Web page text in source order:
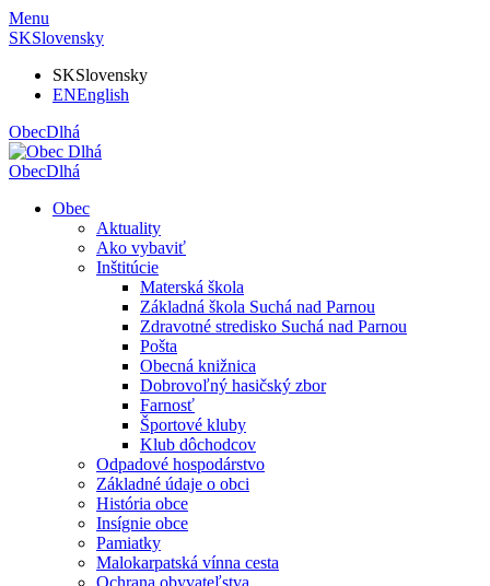
Menu
SKSlovensky
SKSlovensky
ENEnglish
ObecDlhá
ObecDlhá
Obec
Aktuality
Ako vybaviť
Inštitúcie
Materská škola
Základná škola Suchá nad Parnou
Zdravotné stredisko Suchá nad Parnou
Pošta
Obecná knižnica
Dobrovoľný hasičský zbor
Farnosť
Športové kluby
Klub dôchodcov
Odpadové hospodárstvo
Základné údaje o obci
História obce
Insígnie obce
Pamiatky
Malokarpatská vínna cesta
Ochrana obyvateľstva